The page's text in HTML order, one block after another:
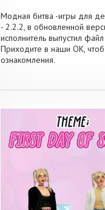
Модная битва -игры для
- 2.2.2, в обновленной
исполнитель выпустил
Приходите в наши OK,
ознакомления.